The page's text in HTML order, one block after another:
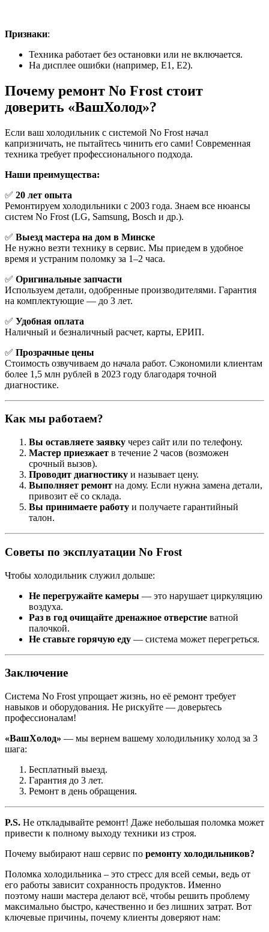
Признаки:
Техника работает без остановки или не включается.
На дисплее ошибки (например, Е1, Е2).
Почему ремонт No Frost стоит
доверить «ВашХолод»?
Если ваш холодильник с системой No Frost начал
капризничать, не пытайтесь чинить его сами! Современная
техника требует профессионального подхода.
Наши преимущества:
✅ 20 лет опыта
Ремонтируем холодильники с 2003 года. Знаем все нюансы
систем No Frost (LG, Samsung, Bosch и др.).
✅ Выезд мастера на дом в Минске
Не нужно везти технику в сервис. Мы приедем в удобное
время и устраним поломку за 1–2 часа.
✅ Оригинальные запчасти
Используем детали, одобренные производителями. Гарантия
на комплектующие — до 3 лет.
✅ Удобная оплата
Наличный и безналичный расчет, карты, ЕРИП.
✅ Прозрачные цены
Стоимость озвучиваем до начала работ. Сэкономили клиентам
более 1,5 млн рублей в 2023 году благодаря точной
диагностике.
Как мы работаем?
Вы оставляете заявку через сайт или по телефону.
Мастер приезжает в течение 2 часов (возможен
срочный вызов).
Проводит диагностику и называет цену.
Выполняет ремонт на дому. Если нужна замена детали,
привозит её со склада.
Вы принимаете работу и получаете гарантийный
талон.
Советы по эксплуатации No Frost
Чтобы холодильник служил дольше:
Не перегружайте камеры — это нарушает циркуляцию
воздуха.
Раз в год очищайте дренажное отверстие ватной
палочкой.
Не ставьте горячую еду — система может перегреться.
Заключение
Система No Frost упрощает жизнь, но её ремонт требует
навыков и оборудования. Не рискуйте — доверьтесь
профессионалам!
«ВашХолод» — мы вернем вашему холодильнику холод за 3
шага:
Бесплатный выезд.
Гарантия до 3 лет.
Ремонт в день обращения.
P.S. Не откладывайте ремонт! Даже небольшая поломка может
привести к полному выходу техники из строя.
Почему выбирают наш сервис по ремонту холодильников?
Поломка холодильника – это стресс для всей семьи, ведь от
его работы зависит сохранность продуктов. Именно
поэтому наши мастера делают всё, чтобы решить проблему
максимально быстро, качественно и без лишних затрат. Вот
ключевые причины, почему клиенты доверяют нам: